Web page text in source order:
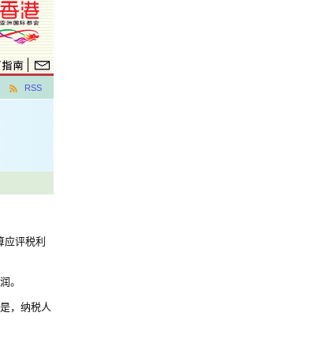
RSS
评税利
。
，纳税人